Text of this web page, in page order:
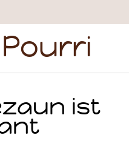
ist